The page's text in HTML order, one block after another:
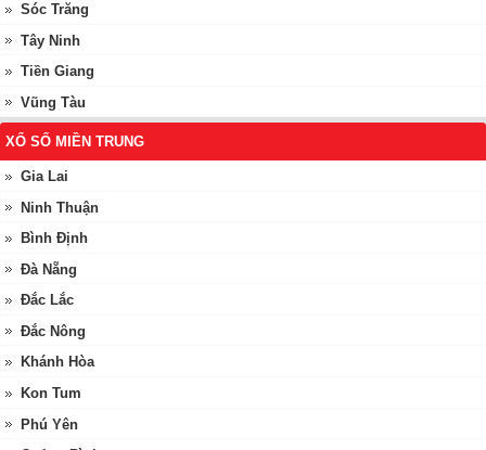
Sóc Trăng
Tây Ninh
Tiền Giang
Vũng Tàu
XỔ SỐ MIỀN TRUNG
Gia Lai
Ninh Thuận
Bình Định
Đà Nẵng
Đắc Lắc
Đắc Nông
Khánh Hòa
Kon Tum
Phú Yên